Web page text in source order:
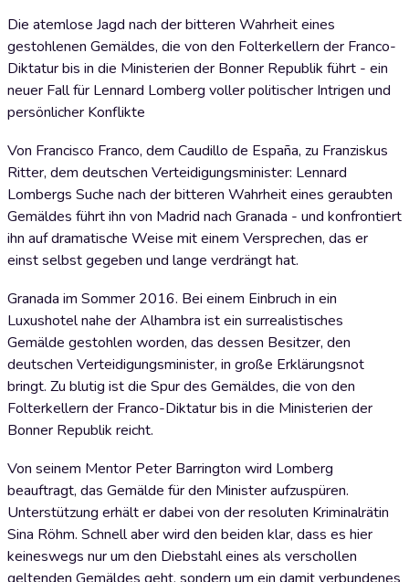
Die atemlose Jagd nach der bitteren Wahrheit eines
gestohlenen Gemäldes, die von den Folterkellern der Franco-
Diktatur bis in die Ministerien der Bonner Republik führt - ein
neuer Fall für Lennard Lomberg voller politischer Intrigen und
persönlicher Konflikte
Von Francisco Franco, dem Caudillo de España, zu Franziskus
Ritter, dem deutschen Verteidigungsminister: Lennard
Lombergs Suche nach der bitteren Wahrheit eines geraubten
Gemäldes führt ihn von Madrid nach Granada - und konfrontiert
ihn auf dramatische Weise mit einem Versprechen, das er
einst selbst gegeben und lange verdrängt hat.
Granada im Sommer 2016. Bei einem Einbruch in ein
Luxushotel nahe der Alhambra ist ein surrealistisches
Gemälde gestohlen worden, das dessen Besitzer, den
deutschen Verteidigungsminister, in große Erklärungsnot
bringt. Zu blutig ist die Spur des Gemäldes, die von den
Folterkellern der Franco-Diktatur bis in die Ministerien der
Bonner Republik reicht.
Von seinem Mentor Peter Barrington wird Lomberg
beauftragt, das Gemälde für den Minister aufzuspüren.
Unterstützung erhält er dabei von der resoluten Kriminalrätin
Sina Röhm. Schnell aber wird den beiden klar, dass es hier
keineswegs nur um den Diebstahl eines als verschollen